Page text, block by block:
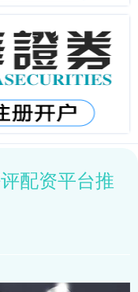
配资平台推